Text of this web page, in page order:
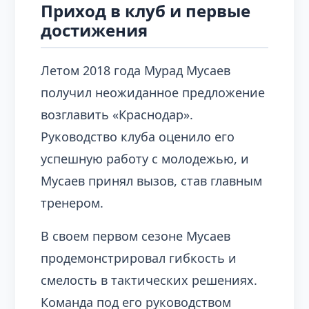
Приход в клуб и первые
достижения
Летом 2018 года Мурад Мусаев
получил неожиданное предложение
возглавить «Краснодар».
Руководство клуба оценило его
успешную работу с молодежью, и
Мусаев принял вызов, став главным
тренером.
В своем первом сезоне Мусаев
продемонстрировал гибкость и
смелость в тактических решениях.
Команда под его руководством